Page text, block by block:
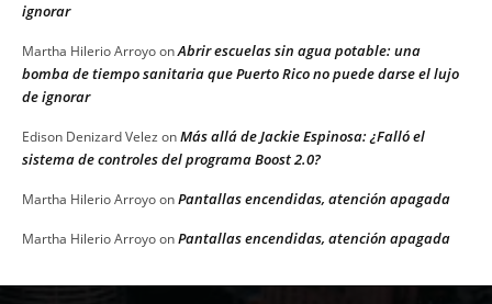
ignorar
Martha Hilerio ArroyoonAbrir escuelas sin agua potable: una
bomba de tiempo sanitaria que Puerto Rico no puede darse el lujo
de ignorar
Edison Denizard Velez onMás allá de Jackie Espinosa: ¿Falló el
sistema de controles del programa Boost 2.0?
Martha Hilerio ArroyoonPantallas encendidas, atención apagada
Martha Hilerio ArroyoonPantallas encendidas, atención apagada